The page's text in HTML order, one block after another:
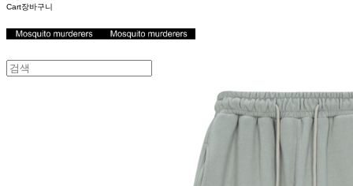
Cart장바구니